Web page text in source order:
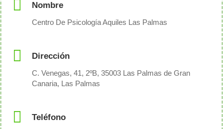
Nombre
Centro De Psicología Aquiles Las Palmas
Dirección
C. Venegas, 41, 2ºB, 35003 Las Palmas de Gran
Canaria, Las Palmas
Teléfono